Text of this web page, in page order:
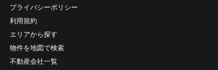
プライバシーポリシー
利用規約
エリアから探す
物件を地図で検索
不動産会社一覧